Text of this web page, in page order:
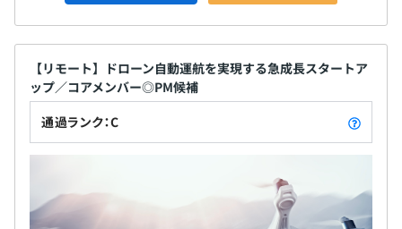
【リモート】ドローン自動運航を実現する急成長スタートア
ップ／コアメンバー◎PM候補
通過ランク：C